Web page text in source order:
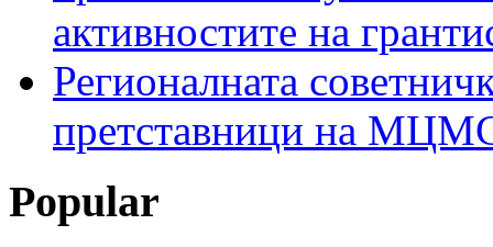
активностите на
Регионалната
претставници на МЦМС
Popular